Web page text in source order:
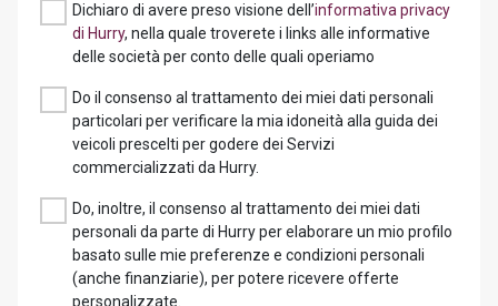
Dichiaro di avere preso visione dell’informativa privacy
di Hurry, nella quale troverete i links alle informative
delle società per conto delle quali operiamo
Do il consenso al trattamento dei miei dati personali
particolari per verificare la mia idoneità alla guida dei
veicoli prescelti per godere dei Servizi
commercializzati da Hurry.
Do, inoltre, il consenso al trattamento dei miei dati
personali da parte di Hurry per elaborare un mio profilo
basato sulle mie preferenze e condizioni personali
(anche finanziarie), per potere ricevere offerte
personalizzate.